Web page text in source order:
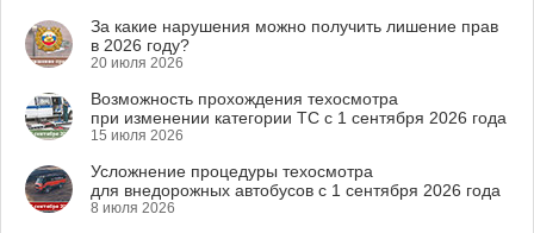
За какие нарушения можно получить лишение прав
в 2026 году?
20 июля 2026
Возможность прохождения техосмотра
при изменении категории ТС с 1 сентября 2026 года
15 июля 2026
Усложнение процедуры техосмотра
для внедорожных автобусов с 1 сентября 2026 года
8 июля 2026